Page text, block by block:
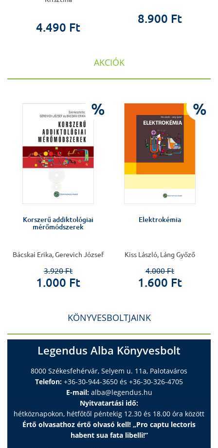
4.490 Ft
8.900 Ft
AKCIÓK
%
Korszerű addiktológiai
mérőmódszerek
Bácskai Erika, Gerevich József
3.920 Ft
1.000 Ft
%
Elektrokémia
Kiss László, Láng Győző
4.000 Ft
1.600 Ft
KÖNYVESBOLTJAINK
Legendus Alba Könyvesbolt
8000 Székesfehérvár, Selyem u. 11a, Palotaváros
Telefon: +36-30-944-3650 és +36-30-326-4705
E-mail: alba@legendus.hu
Nyitvatartási idő:
hétköznapokon, hétfőtől péntekig 12.30 és 18.00 óra között
Értő olvasathoz értő olvasó kell! „Pro captu lectoris
habent sua fata libelli!”